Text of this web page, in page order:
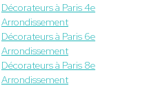
Décorateurs à Paris 4e
Arrondissement
Décorateurs à Paris 6e
Arrondissement
Décorateurs à Paris 8e
Arrondissement